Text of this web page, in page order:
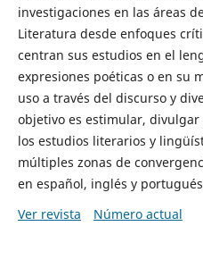
investigaciones en las áreas
Literatura desde enfoques
centran sus estudios en el
expresiones poéticas o en su
uso a través del discurso y
objetivo es estimular,
los estudios literarios y
múltiples zonas de
en español, inglés y
Ver revista
Número actual